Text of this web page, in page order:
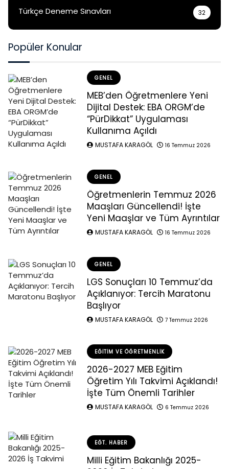
Türkçe Deneme Sınavları 32
Popüler Konular
GENEL
MEB’den Öğretmenlere Yeni
Dijital Destek: EBA ORGM’de
“PürDikkat” Uygulaması
Kullanıma Açıldı
MUSTAFA KARAGÖL 16 Temmuz 2026
GENEL
Öğretmenlerin Temmuz 2026
Maaşları Güncellendi! İşte
Yeni Maaşlar ve Tüm Ayrıntılar
MUSTAFA KARAGÖL 16 Temmuz 2026
GENEL
LGS Sonuçları 10 Temmuz’da
Açıklanıyor: Tercih Maratonu
Başlıyor
MUSTAFA KARAGÖL 7 Temmuz 2026
EĞITIM VE ÖĞRETMENLIK
2026-2027 MEB Eğitim
Öğretim Yılı Takvimi Açıklandı!
İşte Tüm Önemli Tarihler
MUSTAFA KARAGÖL 6 Temmuz 2026
EĞT. HABER
Milli Eğitim Bakanlığı 2025-